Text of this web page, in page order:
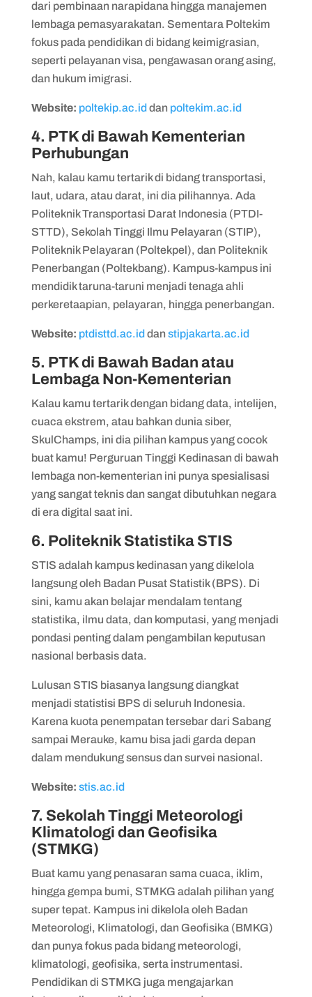
dari pembinaan narapidana hingga manajemen
lembaga pemasyarakatan. Sementara Poltekim
fokus pada pendidikan di bidang keimigrasian,
seperti pelayanan visa, pengawasan orang asing,
dan hukum imigrasi.
Website: poltekip.ac.id dan poltekim.ac.id
4. PTK di Bawah Kementerian
Perhubungan
Nah, kalau kamu tertarik di bidang transportasi,
laut, udara, atau darat, ini dia pilihannya. Ada
Politeknik Transportasi Darat Indonesia (PTDI-
STTD), Sekolah Tinggi Ilmu Pelayaran (STIP),
Politeknik Pelayaran (Poltekpel), dan Politeknik
Penerbangan (Poltekbang). Kampus-kampus ini
mendidik taruna-taruni menjadi tenaga ahli
perkeretaapian, pelayaran, hingga penerbangan.
Website: ptdisttd.ac.id danstipjakarta.ac.id
5. PTK di Bawah Badan atau
Lembaga Non-Kementerian
Kalau kamu tertarik dengan bidang data, intelijen,
cuaca ekstrem, atau bahkan dunia siber,
SkulChamps, ini dia pilihan kampus yang cocok
buat kamu! Perguruan Tinggi Kedinasan di bawah
lembaga non-kementerian ini punya spesialisasi
yang sangat teknis dan sangat dibutuhkan negara
di era digital saat ini.
6. Politeknik Statistika STIS
STIS adalah kampus kedinasan yang dikelola
langsung oleh Badan Pusat Statistik (BPS). Di
sini, kamu akan belajar mendalam tentang
statistika, ilmu data, dan komputasi, yang menjadi
pondasi penting dalam pengambilan keputusan
nasional berbasis data.
Lulusan STIS biasanya langsung diangkat
menjadi statistisi BPS di seluruh Indonesia.
Karena kuota penempatan tersebar dari Sabang
sampai Merauke, kamu bisa jadi garda depan
dalam mendukung sensus dan survei nasional.
Website: stis.ac.id
7. Sekolah Tinggi Meteorologi
Klimatologi dan Geofisika
(STMKG)
Buat kamu yang penasaran sama cuaca, iklim,
hingga gempa bumi, STMKG adalah pilihan yang
super tepat. Kampus ini dikelola oleh Badan
Meteorologi, Klimatologi, dan Geofisika (BMKG)
dan punya fokus pada bidang meteorologi,
klimatologi, geofisika, serta instrumentasi.
Pendidikan di STMKG juga mengajarkan